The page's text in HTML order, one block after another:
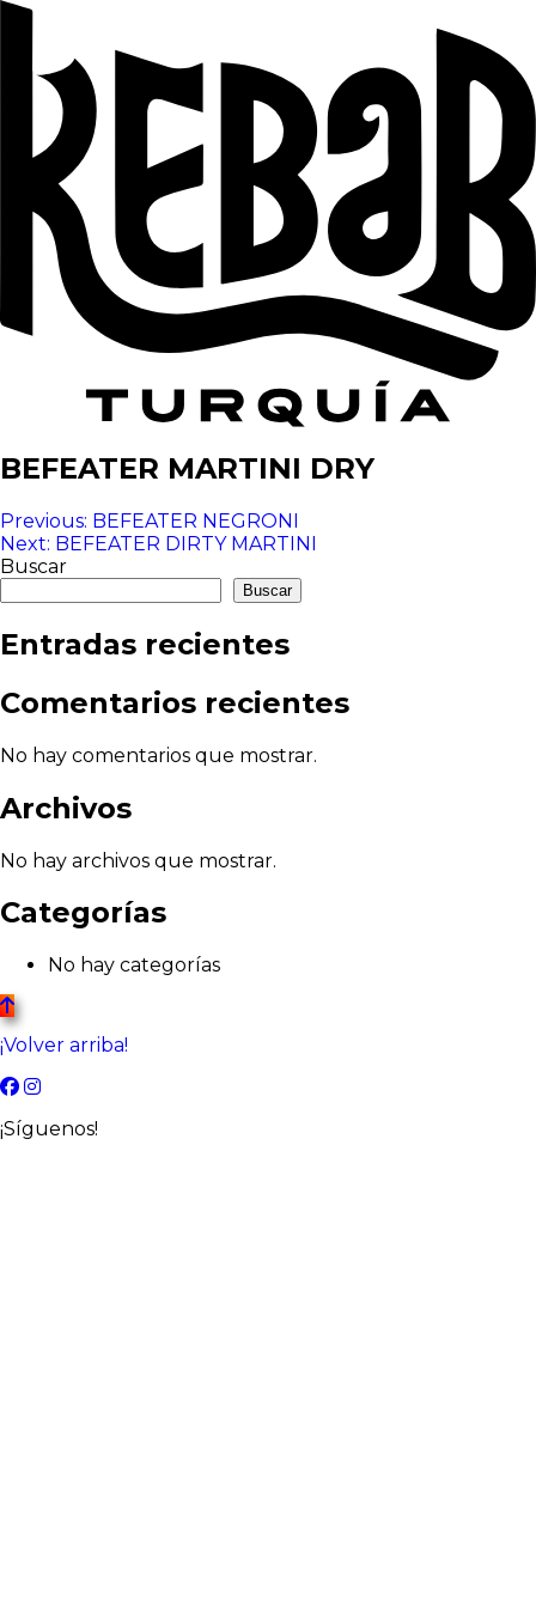
BEFEATER MARTINI DRY
Navegación
de
entradas
Previous: BEFEATER NEGRONI
Next: BEFEATER DIRTY MARTINI
Buscar
Buscar
Entradas recientes
Comentarios recientes
No hay comentarios que mostrar.
Archivos
No hay archivos que mostrar.
Categorías
No hay categorías
¡Volver arriba!
¡Síguenos!